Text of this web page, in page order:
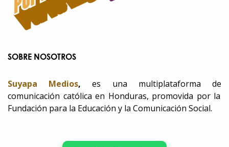
SOBRE NOSOTROS
Suyapa Medios, es una multiplataforma de
comunicación católica en Honduras, promovida por la
Fundación para la Educación y la Comunicación Social.